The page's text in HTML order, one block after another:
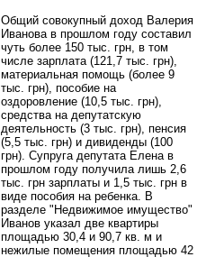
Общий совокупный доход Валерия
Иванова в прошлом году составил
чуть более 150 тыс. грн, в том
числе зарплата (121,7 тыс. грн),
материальная помощь (более 9
тыс. грн), пособие на
оздоровление (10,5 тыс. грн),
средства на депутатскую
деятельность (3 тыс. грн), пенсия
(5,5 тыс. грн) и дивиденды (100
грн). Супруга депутата Елена в
прошлом году получила лишь 2,6
тыс. грн зарплаты и 1,5 тыс. грн в
виде пособия на ребенка. В
разделе "Недвижимое имущество"
Иванов указал две квартиры
площадью 30,4 и 90,7 кв. м и
нежилые помещения площадью 42